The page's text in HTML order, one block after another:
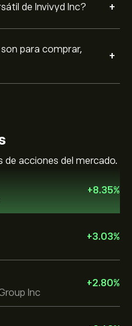
de Invivyd Inc? +
para comprar,
+
de acciones del mercado.
+8.35%
+3.03%
Inc
+2.80%